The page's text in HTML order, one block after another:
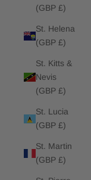
(GBP £)
St. Helena
(GBP £)
St. Kitts &
Nevis
(GBP £)
St. Lucia
(GBP £)
St. Martin
(GBP £)